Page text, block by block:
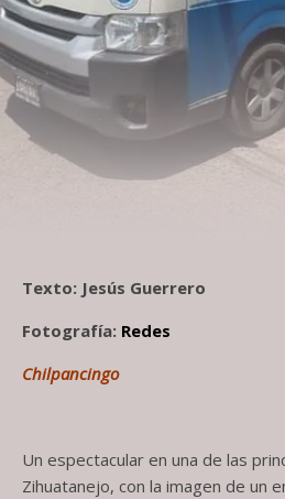
Texto: Jesús Guerrero
Fotografía: Redes
Chilpancingo
Un espectacular en una de las
Zihuatanejo, con la imagen de un